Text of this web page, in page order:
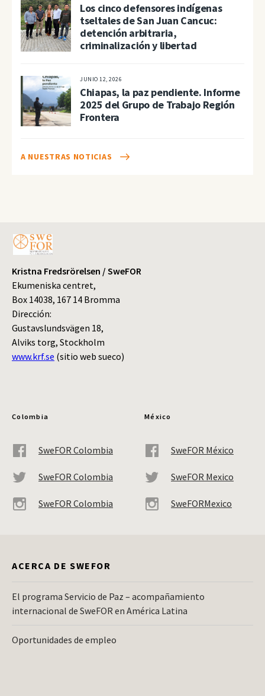
Los cinco defensores indígenas
tseltales de San Juan Cancuc:
detención arbitraria,
criminalización y libertad
JUNIO 12, 2026
Chiapas, la paz pendiente. Informe
2025 del Grupo de Trabajo Región
Frontera
A NUESTRAS NOTICIAS
Kristna Fredsrörelsen / SweFOR
Ekumeniska centret,
Box 14038, 167 14 Bromma
Dirección:
Gustavslundsvägen 18,
Alviks torg, Stockholm
www.krf.se (sitio web sueco)
Colombia
SweFOR Colombia
SweFOR Colombia
SweFOR Colombia
México
SweFOR México
SweFOR Mexico
SweFORMexico
ACERCA DE SWEFOR
El programa Servicio de Paz – acompañamiento
internacional de SweFOR en América Latina
Oportunidades de empleo